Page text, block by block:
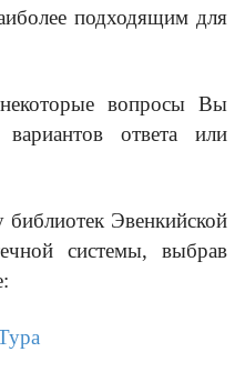
подходящим для
вопросы Вы
ответа или
Эвенкийской
системы, выбрав